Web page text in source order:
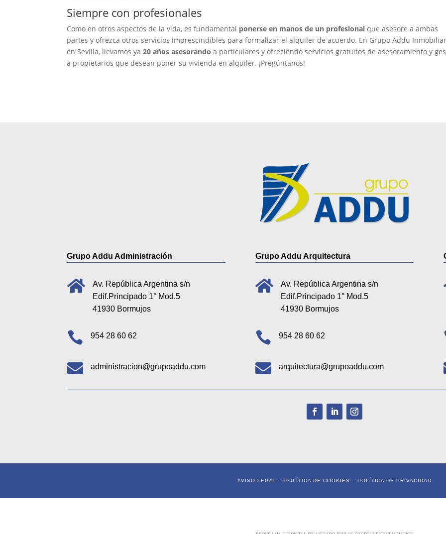
Siempre con profesionales
Como en otros aspectos de la vida, es fundamental ponerse en manos de un profesionalque asesore a ambas
partes y ofrezca otros servicios imprescindibles para formalizar el alquiler de acuerdo. En Grupo Addu
en Sevilla, llevamos ya20 años asesorando a particulares y ofreciendo servicios gratuitos de asesoramiento y
a propietarios que desean poner su vivienda en alquiler. ¡Pregúntanos!
Grupo Addu Administración

Av. República Argentina s/n
Edif.Principado 1° Mod.5
41930 Bormujos
 954 28 60 62
 administracion@grupoaddu.com
Grupo Addu Arquitectura

Av. República Argentina s/n
Edif.Principado 1° Mod.5
41930 Bormujos
 954 28 60 62
 arquitectura@grupoaddu.com
AVISO LEGAL – POLÍTICA DE COOKIES – POLÍTICA DE PRIVACIDAD